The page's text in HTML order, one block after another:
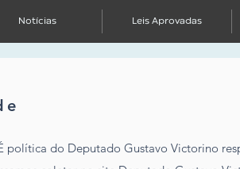
Notícias Leis Aprovadas
política do Deputado Gustavo Victorino